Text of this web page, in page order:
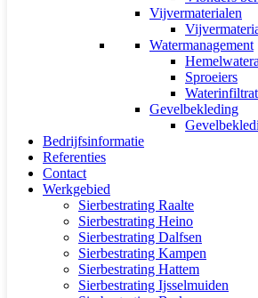
Vijvermaterialen
Watermanagement
Sproeiers
Gevelbekleding
Bedrijfsinformatie
Referenties
Contact
Werkgebied
Sierbestrating Raalte
Sierbestrating Heino
Sierbestrating Dalfsen
Sierbestrating Kampen
Sierbestrating Hattem
Sierbestrating Ijsselmuiden